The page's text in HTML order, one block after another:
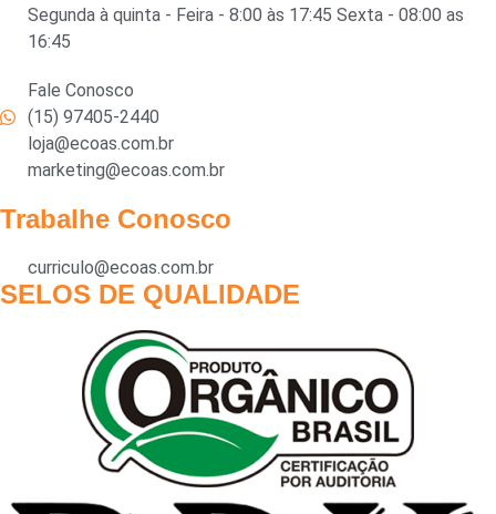
Segunda à quinta - Feira - 8:00 às 17:45 Sexta - 08:00 as
16:45
Fale Conosco
(15) 97405-2440
loja@ecoas.com.br
marketing@ecoas.com.br
Trabalhe Conosco
curriculo@ecoas.com.br
SELOS DE QUALIDADE